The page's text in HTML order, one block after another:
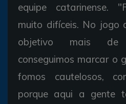
equipe catarinense.
muito difíceis. No jogo
objetivo mais de
conseguimos marcar o
fomos cautelosos,
porque aqui a gente